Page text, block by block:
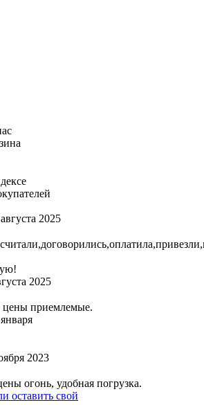
2025
2025
цены приемлемые.
2023
огонь, удобная погрузка.
оставить свой